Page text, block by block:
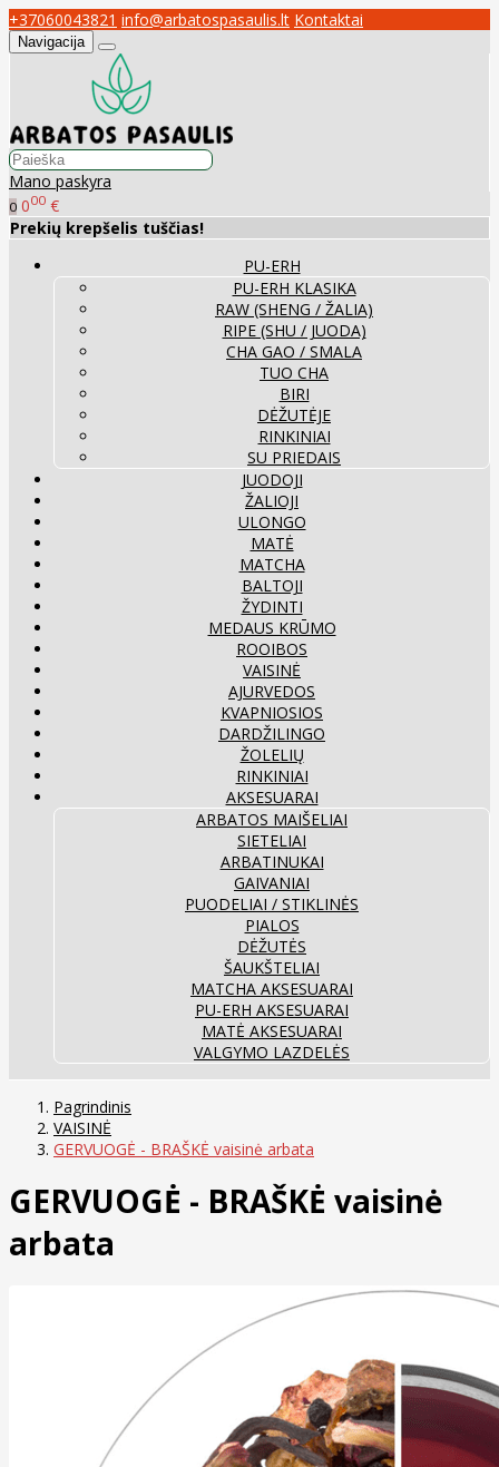
+37060043821 info@arbatospasaulis.lt Kontaktai
Navigacija
Mano paskyra
0 000 €
Prekių krepšelis tuščias!
PU-ERH
PU-ERH KLASIKA
RAW (SHENG / ŽALIA)
RIPE (SHU / JUODA)
CHA GAO / SMALA
TUO CHA
BIRI
DĖŽUTĖJE
RINKINIAI
SU PRIEDAIS
JUODOJI
ŽALIOJI
ULONGO
MATĖ
MATCHA
BALTOJI
ŽYDINTI
MEDAUS KRŪMO
ROOIBOS
VAISINĖ
AJURVEDOS
KVAPNIOSIOS
DARDŽILINGO
ŽOLELIŲ
RINKINIAI
AKSESUARAI
ARBATOS MAIŠELIAI
SIETELIAI
ARBATINUKAI
GAIVANIAI
PUODELIAI / STIKLINĖS
PIALOS
DĖŽUTĖS
ŠAUKŠTELIAI
MATCHA AKSESUARAI
PU-ERH AKSESUARAI
MATĖ AKSESUARAI
VALGYMO LAZDELĖS
Pagrindinis
VAISINĖ
GERVUOGĖ - BRAŠKĖ vaisinė arbata
GERVUOGĖ - BRAŠKĖ vaisinė
arbata